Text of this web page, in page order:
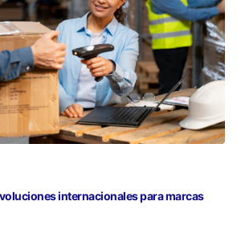
internacionales para marcas